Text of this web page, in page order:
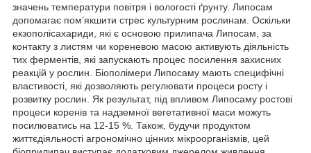
значень температури повітря і вологості ґрунту. Липосам
допомагає пом’якшити стрес культурним рослинам. Оскільки
екзополісахариди, які є основою прилипача Липосам, за
контакту з листям чи кореневою масою активують діяльність
тих ферментів, які запускають процес посилення захисних
реакцій у рослин. Біополімери Липосаму мають специфічні
властивості, які дозволяють регулювати процеси росту і
розвитку рослин. Як результат, під впливом Липосаму ростові
процеси коренів та надземної вегетативної маси можуть
посилюватись на 12-15 %. Також, будучи продуктом
життєдіяльності агрономічно цінних мікроорганізмів, цей